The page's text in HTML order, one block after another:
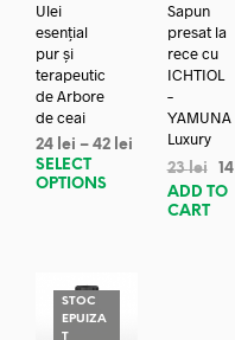
Ulei
esențial
pur și
terapeutic
de Arbore
de ceai
24 lei – 42 lei
SELECT
OPTIONS
Sapun
presat la
rece cu
ICHTIOL
–
YAMUNA
Luxury
23lei 14
ADD TO
CART
STOC
EPUIZA
REDUC